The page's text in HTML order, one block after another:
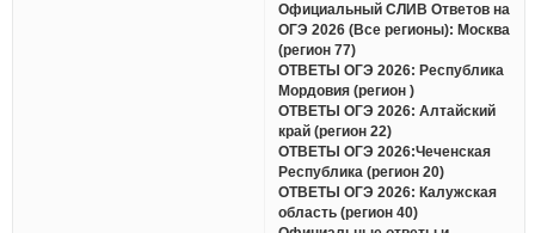
Официальный СЛИВ Ответов на
ОГЭ 2026 (Все регионы): Москва
(регион 77)
ОТВЕТЫ ОГЭ 2026: Республика
Мордовия (регион )
ОТВЕТЫ ОГЭ 2026: Алтайский
край (регион 22)
ОТВЕТЫ ОГЭ 2026:Чеченская
Республика (регион 20)
ОТВЕТЫ ОГЭ 2026: Калужская
область (регион 40)